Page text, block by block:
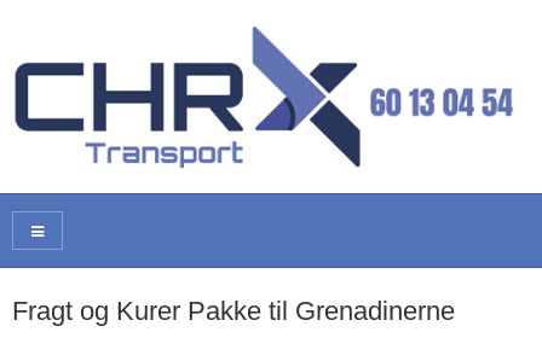
Fragt og Kurer Pakke til Grenadinerne